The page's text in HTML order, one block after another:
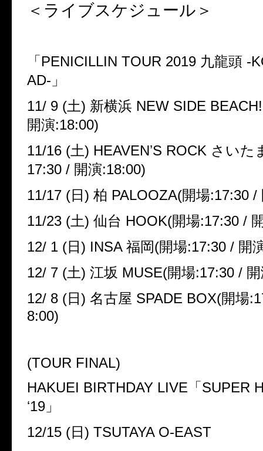
＜ライブスケジュール＞
「PENICILLIN TOUR 2019 九龍頭 -
AD- 」
11/ 9 (土) 新横浜 NEW SIDE
開演:18:00)
11/16 (土) HEAVENʼS ROCK さいた
17:30 / 開演:18:00)
11/17 (日) 柏 PALOOZA(開場:17:30 /
11/23 (土) 仙台 HOOK(開場:17:30 /
12/ 1 (日) INSA 福岡(開場:17:30 / 開
12/ 7 (土) 江坂 MUSE(開場:17:30 /
12/ 8 (日) 名古屋 SPADE BOX(開場
8:00)
(TOUR FINAL)
HAKUEI BIRTHDAY LIVE 「SUPER
ʻ19 」
12/15 (日) TSUTAYA O-EAST